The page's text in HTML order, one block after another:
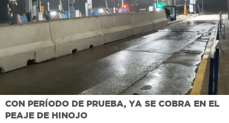
CON PERÍODO DE PRUEBA, YA SE COBRA EN EL
PEAJE DE HINOJO